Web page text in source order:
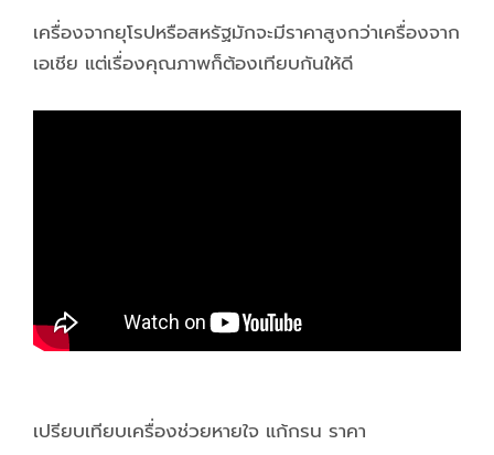
เครื่องจากยุโรปหรือสหรัฐมักจะมีราคาสูงกว่าเครื่องจาก
เอเชีย แต่เรื่องคุณภาพก็ต้องเทียบกันให้ดี
เปรียบเทียบเครื่องช่วยหายใจ แก้กรน ราคา